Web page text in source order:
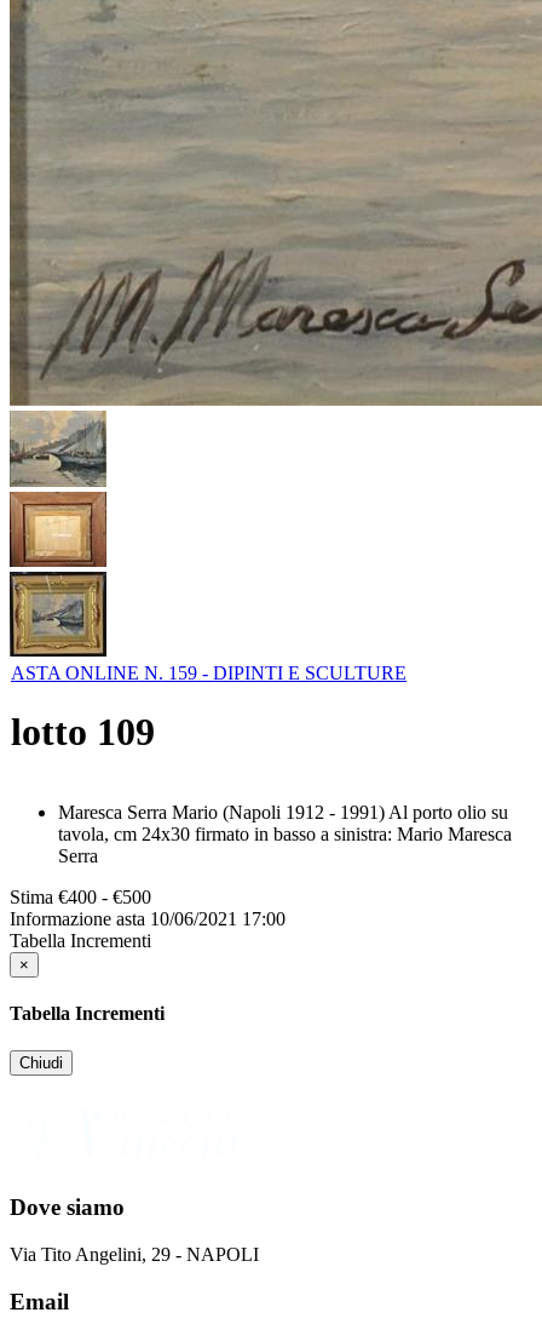
ASTA ONLINE N. 159 - DIPINTI E SCULTURE
lotto 109
Maresca Serra Mario (Napoli 1912 - 1991) Al porto olio su
tavola, cm 24x30 firmato in basso a sinistra: Mario Maresca
Serra
Stima €400 - €500
Informazione asta 10/06/2021 17:00
Tabella Incrementi
×
Tabella Incrementi
Chiudi
Dove siamo
Via Tito Angelini, 29 - NAPOLI
Email